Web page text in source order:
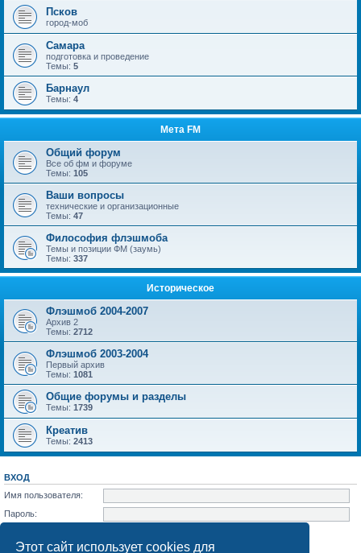
Этот сайт использует cookies для
Псков
город-моб
Самара
подготовка и проведение
Темы: 5
Барнаул
Темы: 4
Мета FM
Общий форум
Все об фм и форуме
Темы: 105
Ваши вопросы
технические и организационные
Темы: 47
Философия флэшмоба
Темы и позиции ФМ (заумь)
Темы: 337
Историческое
Флэшмоб 2004-2007
Архив 2
Темы: 2712
Флэшмоб 2003-2004
Первый архив
Темы: 1081
Общие форумы и разделы
Темы: 1739
Креатив
Темы: 2413
ВХОД
Имя пользователя:
Пароль: